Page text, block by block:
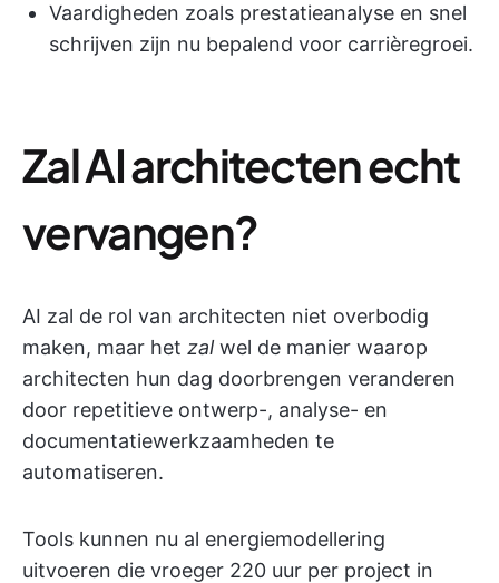
Vaardigheden zoals prestatieanalyse en snel
schrijven zijn nu bepalend voor carrièregroei.
Zal AI architecten echt
vervangen?
AI zal de rol van architecten niet overbodig
maken, maar het zalwel de manier waarop
architecten hun dag doorbrengen veranderen
door repetitieve ontwerp-, analyse- en
documentatiewerkzaamheden te
automatiseren.
Tools kunnen nu al energiemodellering
uitvoeren die vroeger 220 uur per project in